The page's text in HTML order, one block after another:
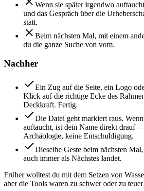
Wenn sie später irgendwo
und das Gespräch über die
statt.
Beim nächsten Mal, mit einem
du die ganze Suche von vorn.
Nachher
Ein Zug auf die Seite, ein Logo
Klick auf die richtige Ecke des
Deckkraft. Fertig.
Die Datei geht markiert raus.
auftaucht, ist dein Name direkt drauf
Archäologie, keine Entschuldigung.
Dieselbe Geste beim nächsten
auch immer als Nächstes landet.
Früher wolltest du mit dem Setzen von
aber die Tools waren zu schwer oder zu